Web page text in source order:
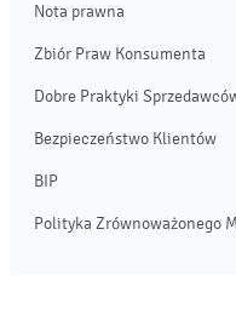
Nota prawna
Zbiór Praw Konsumenta
Dobre Praktyki
Bezpieczeństwo Klientów
BIP
Polityka Zrównoważonego